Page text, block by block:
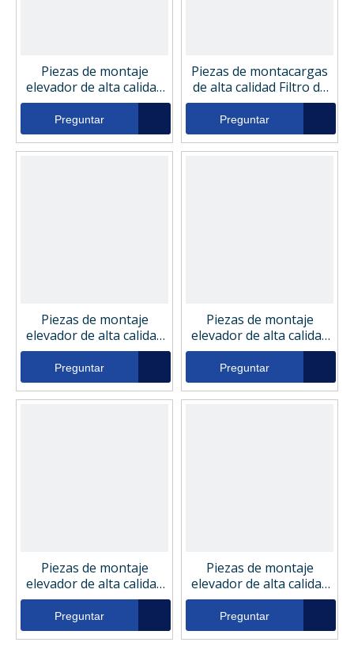
Piezas de montaje
elevador de alta calidad
Filtro de retorno de
aceite hidráulico Loesing
140082
Preguntar
Piezas de montacargas
de alta calidad Filtro de
retorno de aceite
hidráulico Liebherr
510670177
Preguntar
Piezas de montaje
elevador de alta calidad
Filtro de retorno de
aceite hidráulico
Liebherr 510670108
Preguntar
Piezas de montaje
elevador de alta calidad
Filtro de retorno de
aceite hidráulico Ikron
Preguntar
Piezas de montaje
elevador de alta calidad
Filtro de retorno de
aceite hidráulico Ikron
HHC01310
Preguntar
Piezas de montaje
elevador de alta calidad
Filtro de retorno de
aceite hidráulico Ikron
HHC01309
Preguntar